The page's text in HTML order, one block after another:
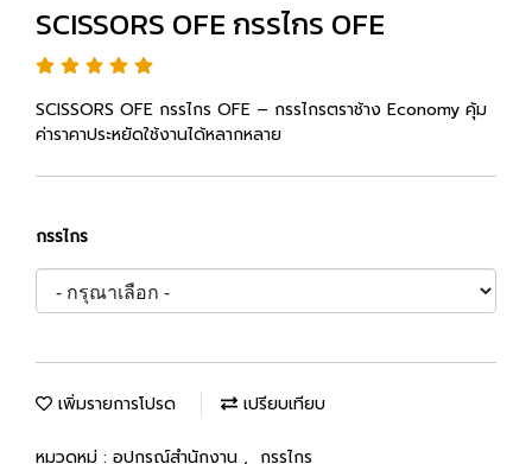
SCISSORS OFE กรรไกร OFE
SCISSORS OFE กรรไกร OFE – กรรไกรตราช้าง Economy คุ้ม
ค่าราคาประหยัดใช้งานได้หลากหลาย
กรรไกร
เพิ่มรายการโปรด เปรียบเทียบ
หมวดหมู่ : อุปกรณ์สำนักงาน , กรรไกร